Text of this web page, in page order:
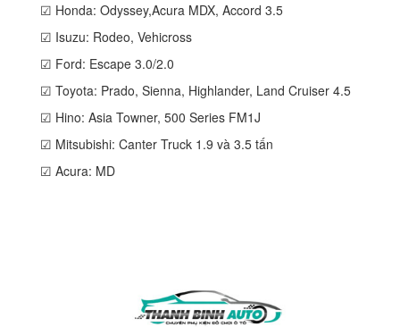
☑ Honda: Odyssey,Acura MDX, Accord 3.5
☑ Isuzu: Rodeo, Vehicross
☑ Ford: Escape 3.0/2.0
☑ Toyota: Prado, Sienna, Highlander, Land Cruiser 4.5
☑ Hino: Asia Towner, 500 Series FM1J
☑ Mitsubishi: Canter Truck 1.9 và 3.5 tấn
☑ Acura: MD